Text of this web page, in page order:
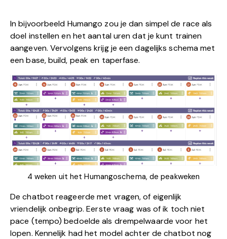
In bijvoorbeeld Humango zou je dan simpel de race als
doel instellen en het aantal uren dat je kunt trainen
aangeven. Vervolgens krijg je een dagelijks schema met
een base, build, peak en taperfase.
4 weken uit het Humangoschema, de peakweken
De chatbot reageerde met vragen, of eigenlijk
vriendelijk onbegrip. Eerste vraag was of ik toch niet
pace (tempo) bedoelde als drempelwaarde voor het
lopen. Kennelijk had het model achter de chatbot nog